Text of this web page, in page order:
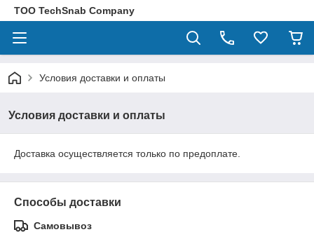
ТОО TechSnab Company
Условия доставки и оплаты
Условия доставки и оплаты
Доставка осуществляется только по предоплате.
Способы доставки
Самовывоз